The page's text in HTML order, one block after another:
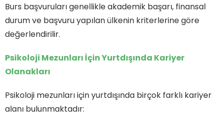
Burs başvuruları genellikle akademik başarı, finansal
durum ve başvuru yapılan ülkenin kriterlerine göre
değerlendirilir.
Psikoloji Mezunları İçin Yurtdışında Kariyer
Olanakları
Psikoloji mezunları için yurtdışında birçok farklı kariyer
alanı bulunmaktadır: